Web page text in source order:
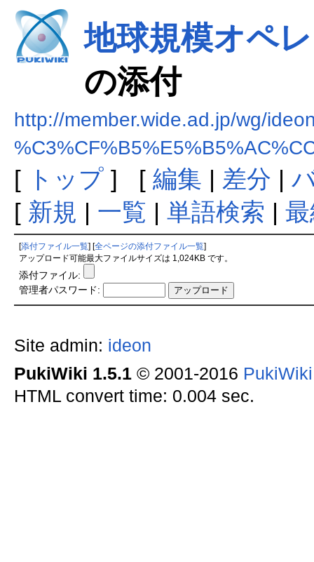
地球規模オペ
の添付
http://member.wide.ad.jp/wg/
[ トップ] [ 編集 | 差分 |
[ 新規 | 一覧 | 単語検索 |
添付ファイル一覧 全ページの添付ファイル一覧
アップロード可能最大ファイルサイズは 1,024KB です。
添付ファイル:
管理者パスワード:
Site admin: ideon
PukiWiki 1.5.1© 2001-2016
HTML convert time: 0.004 sec.